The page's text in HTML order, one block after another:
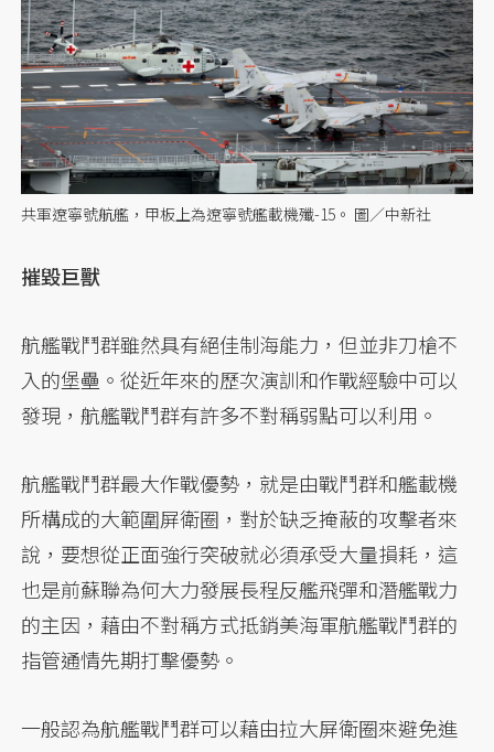
共軍遼寧號航艦，甲板上為遼寧號艦載機殲-15。 圖／中新社
摧毀巨獸
航艦戰鬥群雖然具有絕佳制海能力，但並非刀槍不
入的堡壘。從近年來的歷次演訓和作戰經驗中可以
發現，航艦戰鬥群有許多不對稱弱點可以利用。
航艦戰鬥群最大作戰優勢，就是由戰鬥群和艦載機
所構成的大範圍屏衛圈，對於缺乏掩蔽的攻擊者來
說，要想從正面強行突破就必須承受大量損耗，這
也是前蘇聯為何大力發展長程反艦飛彈和潛艦戰力
的主因，藉由不對稱方式抵銷美海軍航艦戰鬥群的
指管通情先期打擊優勢。
一般認為航艦戰鬥群可以藉由拉大屏衛圈來避免進